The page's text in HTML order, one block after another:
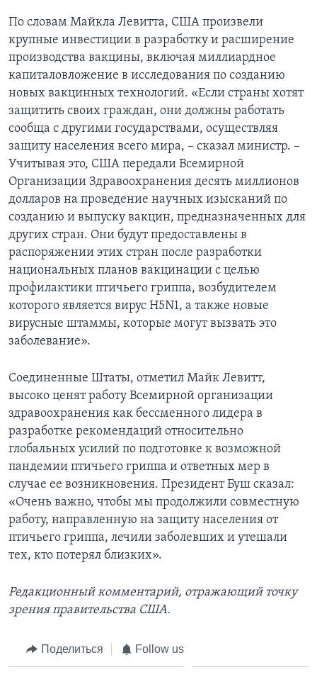
По словам Майкла Левитта, США произвели
крупные инвестиции в разработку и расширение
производства вакцины, включая миллиардное
капиталовложение в исследования по созданию
новых вакцинных технологий. «Если страны хотят
защитить своих граждан, они должны работать
сообща с другими государствами, осуществляя
защиту населения всего мира, – сказал министр. –
Учитывая это, США передали Всемирной
Организации Здравоохранения десять миллионов
долларов на проведение научных изысканий по
созданию и выпуску вакцин, предназначенных для
других стран. Они будут предоставлены в
распоряжении этих стран после разработки
национальных планов вакцинации с целью
профилактики птичьего гриппа, возбудителем
которого является вирус H5N1, а также новые
вирусные штаммы, которые могут вызвать это
заболевание».
Соединенные Штаты, отметил Майк Левитт,
высоко ценят работу Всемирной организации
здравоохранения как бессменного лидера в
разработке рекомендаций относительно
глобальных усилий по подготовке к возможной
пандемии птичьего гриппа и ответных мер в
случае ее возникновения. Президент Буш сказал:
«Очень важно, чтобы мы продолжили совместную
работу, направленную на защиту населения от
птичьего гриппа, лечили заболевших и утешали
тех, кто потерял близких».
Редакционный комментарий, отражающий точку
зрения правительства США.
Поделиться Follow us